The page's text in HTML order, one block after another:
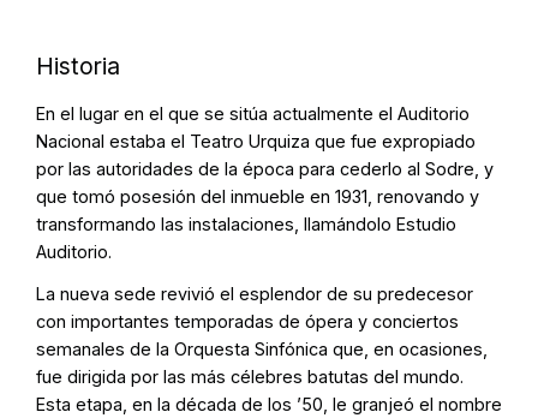
Historia
En el lugar en el que se sitúa actualmente el Auditorio
Nacional estaba el Teatro Urquiza que fue expropiado
por las autoridades de la época para cederlo al Sodre, y
que tomó posesión del inmueble en 1931, renovando y
transformando las instalaciones, llamándolo Estudio
Auditorio.
La nueva sede revivió el esplendor de su predecesor
con importantes temporadas de ópera y conciertos
semanales de la Orquesta Sinfónica que, en ocasiones,
fue dirigida por las más célebres batutas del mundo.
Esta etapa, en la década de los ’50, le granjeó el nombre